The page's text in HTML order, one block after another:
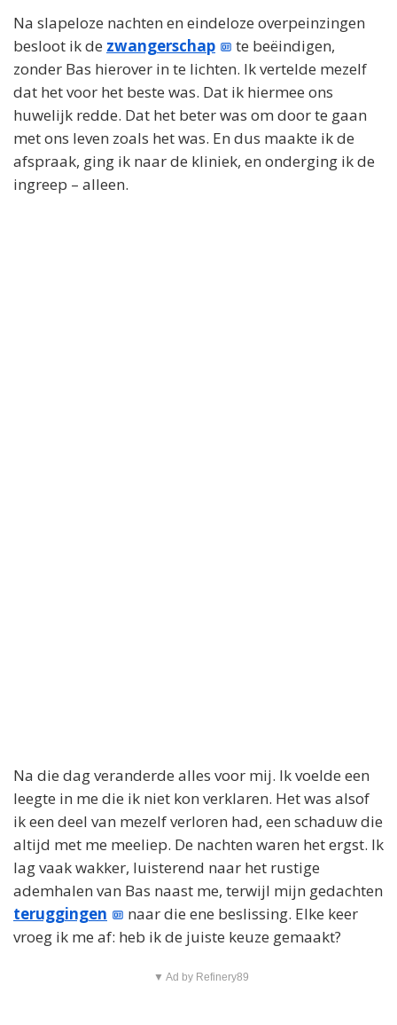
Na slapeloze nachten en eindeloze overpeinzingen
besloot ik de zwangerschap
te beëindigen,
zonder Bas hierover in te lichten. Ik vertelde mezelf
dat het voor het beste was. Dat ik hiermee ons
huwelijk redde. Dat het beter was om door te gaan
met ons leven zoals het was. En dus maakte ik de
afspraak, ging ik naar de kliniek, en onderging ik de
ingreep – alleen.
Na die dag veranderde alles voor mij. Ik voelde een
leegte in me die ik niet kon verklaren. Het was alsof
ik een deel van mezelf verloren had, een schaduw die
altijd met me meeliep. De nachten waren het ergst. Ik
lag vaak wakker, luisterend naar het rustige
ademhalen van Bas naast me, terwijl mijn gedachten
teruggingen
naar die ene beslissing. Elke keer
vroeg ik me af: heb ik de juiste keuze gemaakt?
▼ Ad by Refinery89